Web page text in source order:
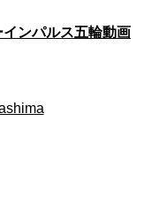
ンパルス五輪動画